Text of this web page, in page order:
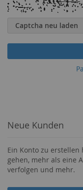
Captcha neu laden
Neue Kunden
Ein Konto zu erstellen
gehen, mehr als eine
verfolgen und mehr.